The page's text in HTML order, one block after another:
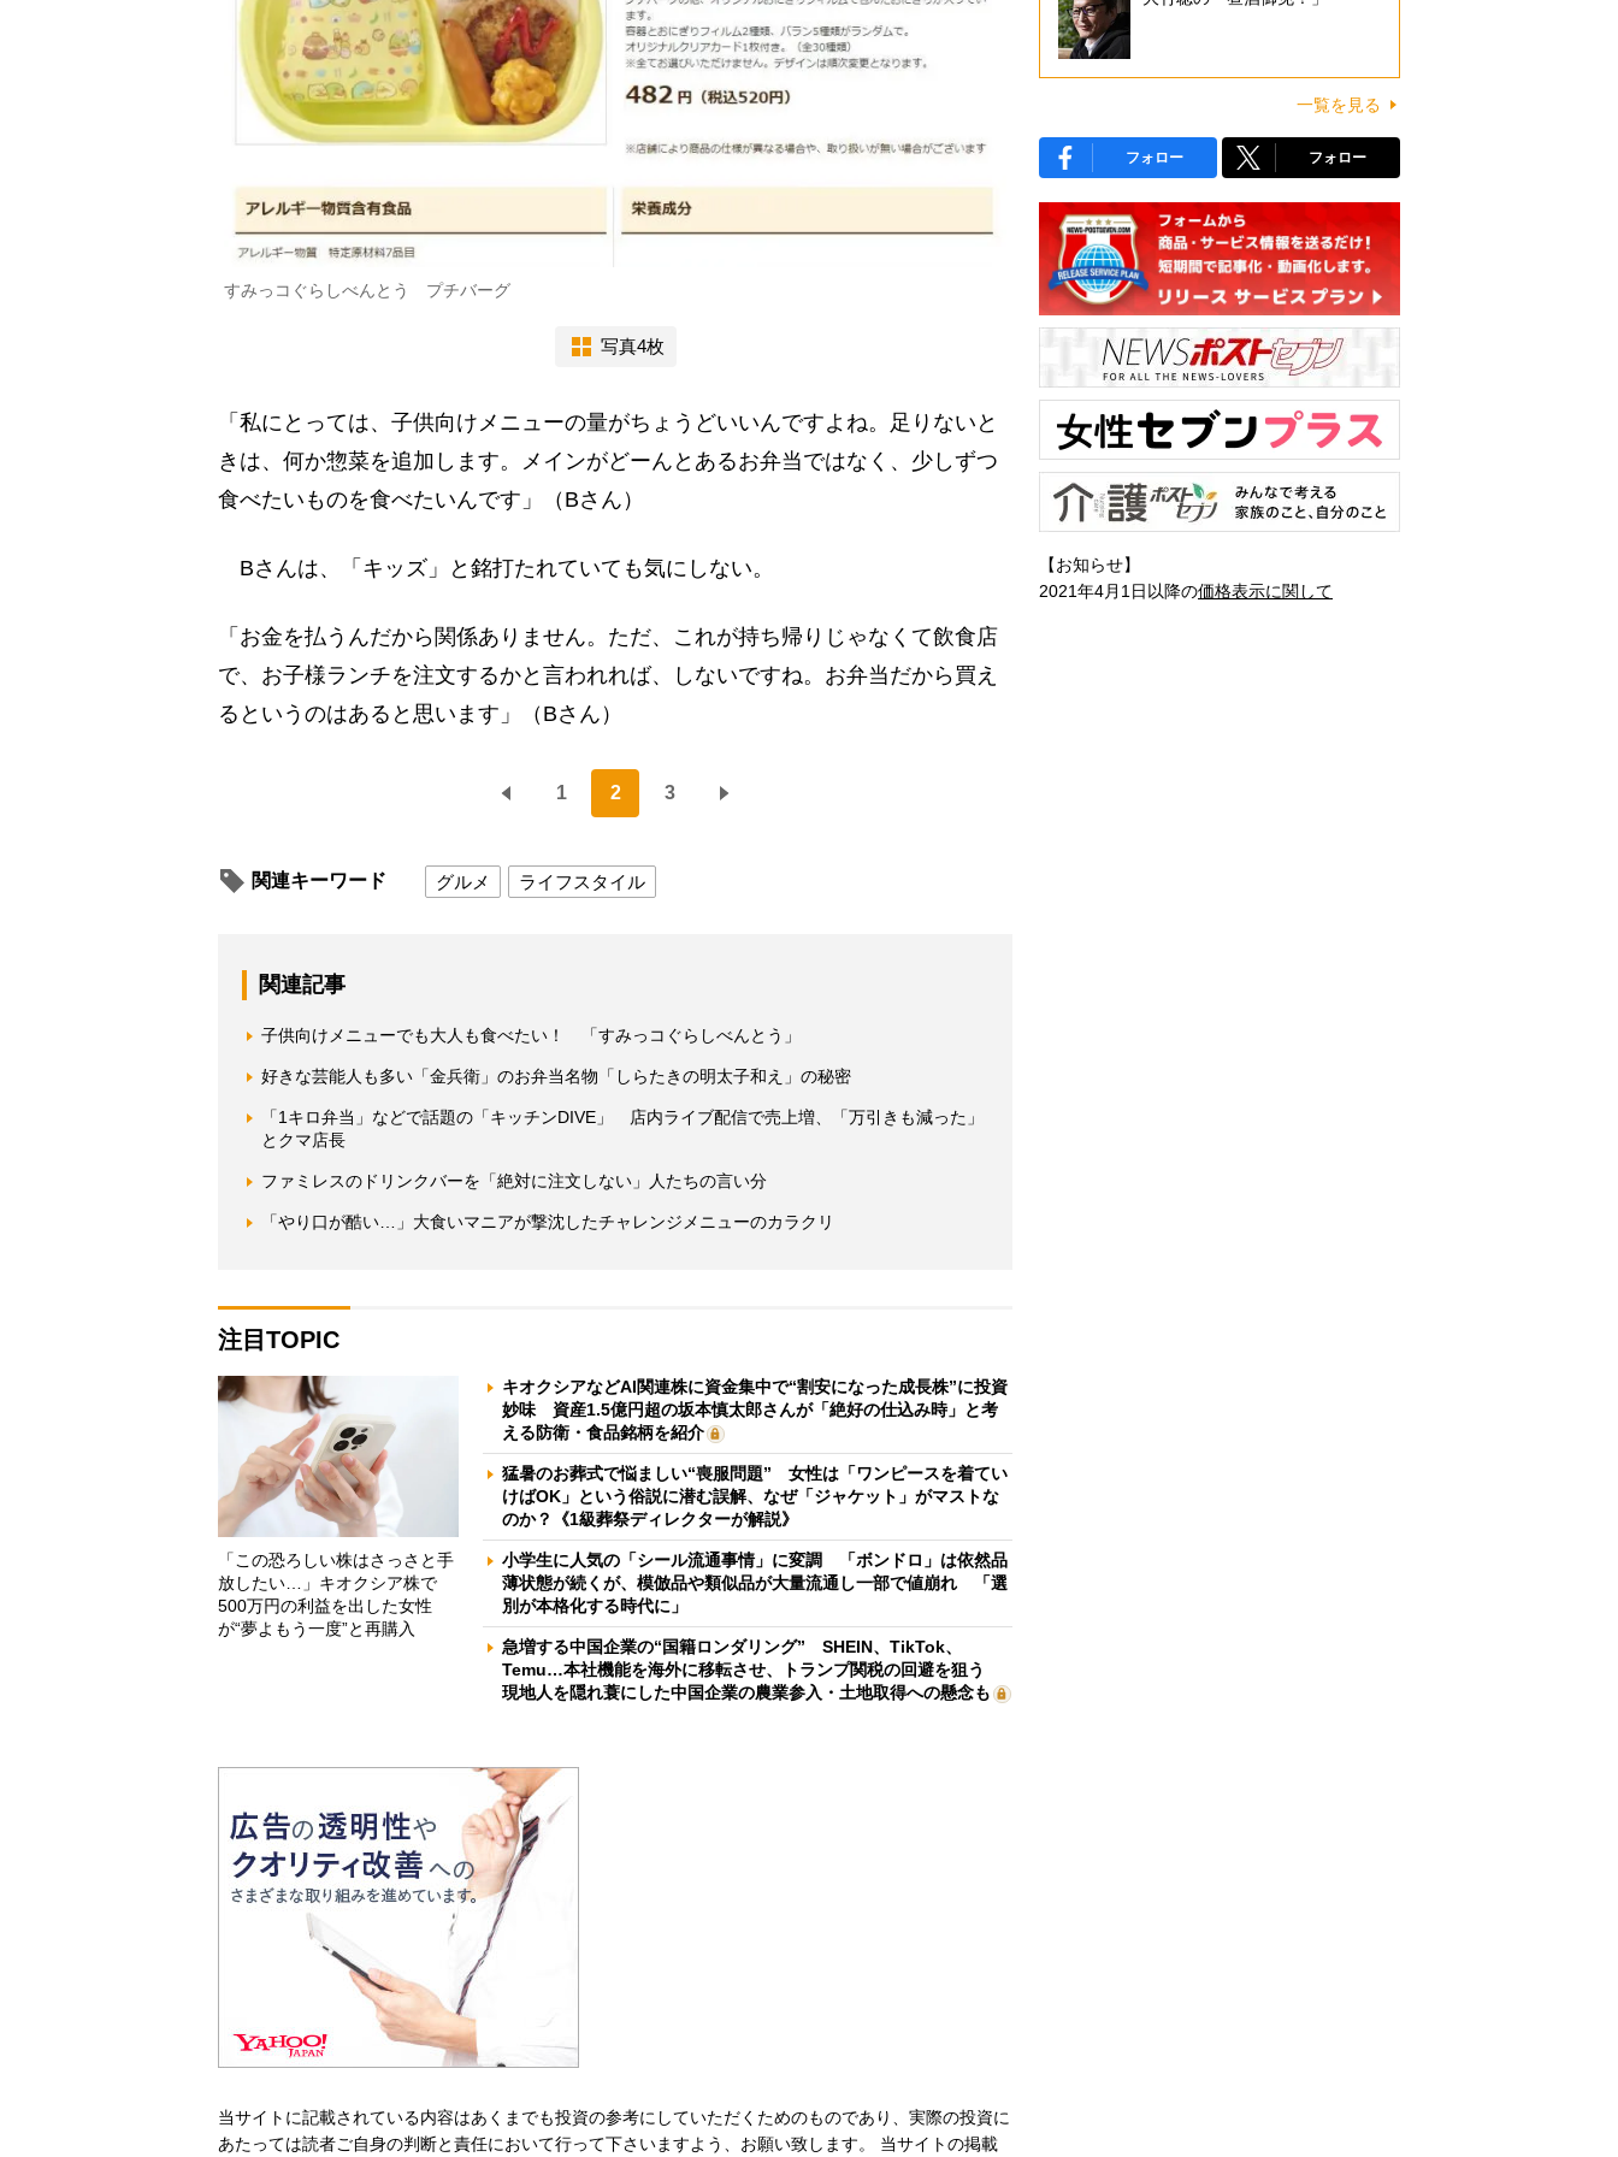
すみっコぐらしべんとう プチバーグ
写真4枚
「私にとっては、子供向けメニューの量がちょうどいいんですよね。足りないと
きは、何か惣菜を追加します。メインがどーんとあるお弁当ではなく、少しずつ
食べたいものを食べたいんです」（Bさん）
Bさんは、「キッズ」と銘打たれていても気にしない。
「お金を払うんだから関係ありません。ただ、これが持ち帰りじゃなくて飲食店
で、お子様ランチを注文するかと言われれば、しないですね。お弁当だから買え
るというのはあると思います」（Bさん）
1 2 3
関連キーワード グルメ ライフスタイル
関連記事
子供向けメニューでも大人も食べたい！ 「すみっコぐらしべんとう」
好きな芸能人も多い「金兵衛」のお弁当名物「しらたきの明太子和え」の秘密
「1キロ弁当」などで話題の「キッチンDIVE」 店内ライブ配信で売上増、「万引きも減った」
とクマ店長
ファミレスのドリンクバーを「絶対に注文しない」人たちの言い分
「やり口が酷い…」大食いマニアが撃沈したチャレンジメニューのカラクリ
注目TOPIC
「この恐ろしい株はさっさと手
放したい…」キオクシア株で
500万円の利益を出した女性
が“夢よもう一度”と再購入
キオクシアなどAI関連株に資金集中で“割安になった成長株”に投資
妙味 資産1.5億円超の坂本慎太郎さんが「絶好の仕込み時」と考
える防衛・食品銘柄を紹介
猛暑のお葬式で悩ましい“喪服問題” 女性は「ワンピースを着てい
けばOK」という俗説に潜む誤解、なぜ「ジャケット」がマストな
のか？《1級葬祭ディレクターが解説》
小学生に人気の「シール流通事情」に変調 「ボンドロ」は依然品
薄状態が続くが、模倣品や類似品が大量流通し一部で値崩れ 「選
別が本格化する時代に」
急増する中国企業の“国籍ロンダリング” SHEIN、TikTok、
Temu…本社機能を海外に移転させ、トランプ関税の回避を狙う
現地人を隠れ蓑にした中国企業の農業参入・土地取得への懸念も
当サイトに記載されている内容はあくまでも投資の参考にしていただくためのものであり、実際の投資に
あたっては読者ご自身の判断と責任において行って下さいますよう、お願い致します。 当サイトの掲載
一覧を見る
フォロー フォロー
【お知らせ】
2021年4月1日以降の価格表示に関して